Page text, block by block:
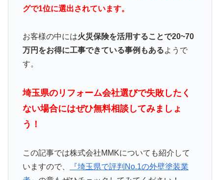
グで1位に選出されています。
お客様の中には火災保険を活用することで20~70
万円をお得に工事できている事例もあるようで
す。
埼玉県のリフォーム会社選びで失敗したく
ない場合にはぜひ無料相談してみましょ
う！
この記事では株式会社MMKについても紹介して
いますので、
『埼玉県で評判No.1の外壁塗装業